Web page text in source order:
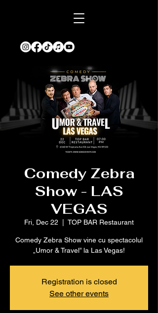
Comedy Zebra
Show - LAS
VEGAS
Fri, Dec 22 TOP BAR Restaurant
Comedy Zebra Show vine cu spectacolul
„Umor & Travel” la Las Vegas!
Registration is closed
See other events